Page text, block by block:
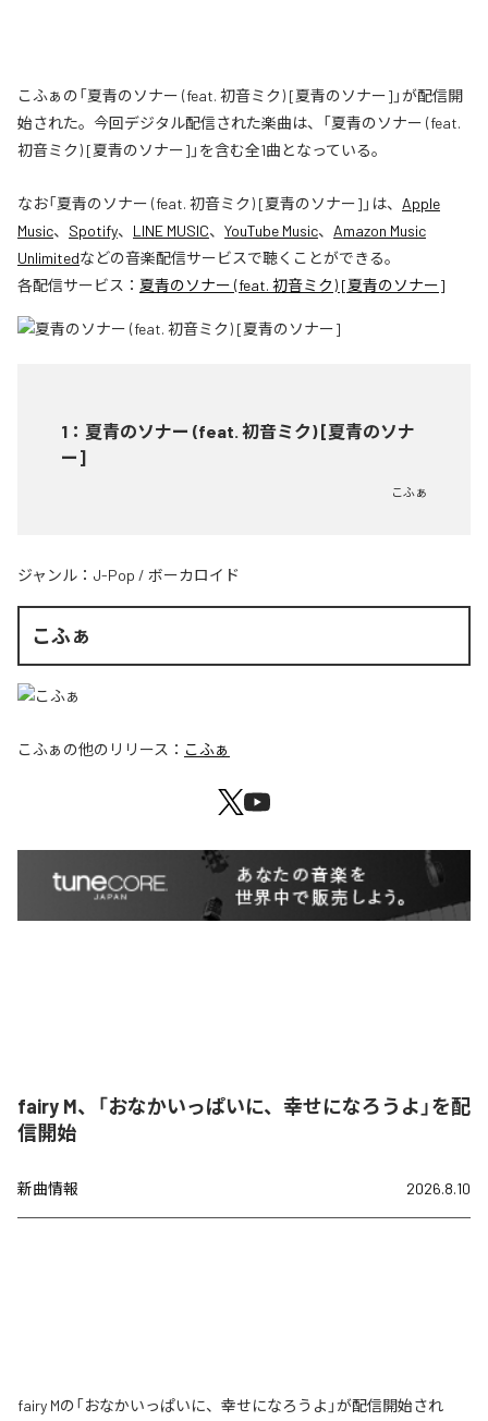
こふぁの「夏青のソナー (feat. 初音ミク) [夏青のソナー]」が配信開
始された。今回デジタル配信された楽曲は、「夏青のソナー (feat.
初音ミク) [夏青のソナー]」を含む全1曲となっている。
なお「夏青のソナー (feat. 初音ミク) [夏青のソナー] 」は、 Apple
Music、 Spotify、 LINE MUSIC、 YouTube Music、 Amazon Music
Unlimitedなどの音楽配信サービスで聴くことができる。
各配信サービス： 夏青のソナー (feat. 初音ミク) [夏青のソナー]
1 ： 夏青のソナー (feat. 初音ミク) [夏青のソナ
ー]
こふぁ
ジャンル： J-Pop / ボーカロイド
こふぁ
こふぁ の他のリリース： こふぁ
fairy M、「おなかいっぱいに、幸せになろうよ」を配
信開始
新曲情報 2026.8.10
fairy Mの「おなかいっぱいに、幸せになろうよ」が配信開始され